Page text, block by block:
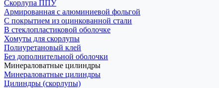
Скорлупа ППУ
Армированная с алюминиевой фольгой
С покрытием из оцинкованной стали
В стеклопластиковой оболочке
Хомуты для скорлупы
Полиуретановый клей
Без дополнительной оболочки
Минераловатные цилиндры
Минераловатные цилиндры
Цилиндры (скорлупы)